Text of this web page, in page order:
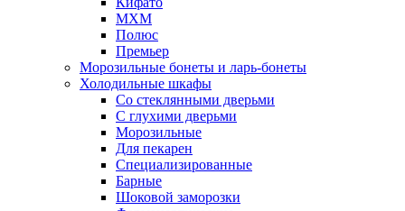
МХМ
Полюс
Премьер
Морозильные бонеты и ларь-бонеты
Холодильные шкафы
Со стеклянными дверьми
С глухими дверьми
Морозильные
Для пекарен
Специализированные
Барные
Шоковой заморозки